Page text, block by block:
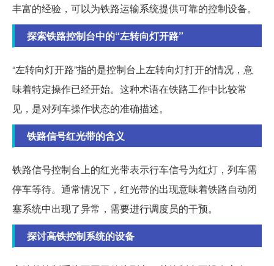
丰富的经验，可以为铁路运输系统提供可靠的控制设备。
探索铁路控制台中的“左转向灯开路”
“左转向灯开路”指的是控制台上左转向灯打开的情况，意
味着特定操作已经开始。这种术语在铁路工作中比较常
见，是对列车操作状态的准确描述。
铁路信号红光带的含义
铁路信号控制台上的红光带表示行车信号为红灯，列车需
停车等待。通常情况下，红光带的出现意味着铁路自动闭
塞系统中出现了异常，需要进行调度员的干预。
探讨高铁控制系统的设备